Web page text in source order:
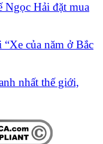
Ngọc Hải đặt mua
của năm ở Bắc
nhất thế giới,